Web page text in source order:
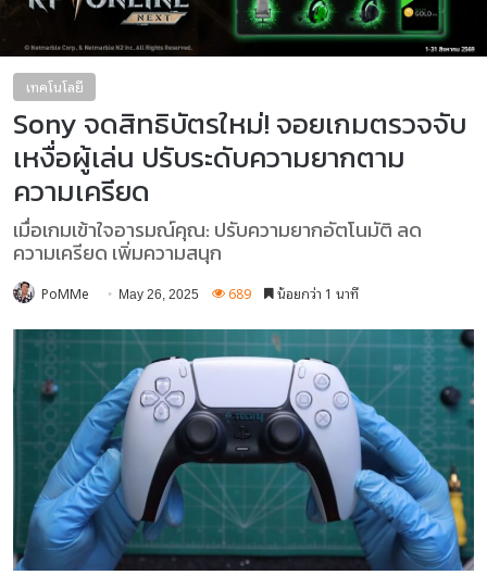
เทคโนโลยี
Sony จดสิทธิบัตรใหม่! จอยเกมตรวจจับ
เหงื่อผู้เล่น ปรับระดับความยากตาม
ความเครียด
เมื่อเกมเข้าใจอารมณ์คุณ: ปรับความยากอัตโนมัติ ลด
ความเครียด เพิ่มความสนุก
PoMMe May 26, 2025 689 น้อยกว่า 1 นาที